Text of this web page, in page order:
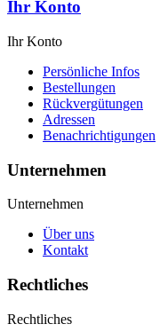
Ihr Konto
Ihr Konto
Persönliche Infos
Bestellungen
Rückvergütungen
Adressen
Benachrichtigungen
Unternehmen
Unternehmen
Über uns
Kontakt
Rechtliches
Rechtliches